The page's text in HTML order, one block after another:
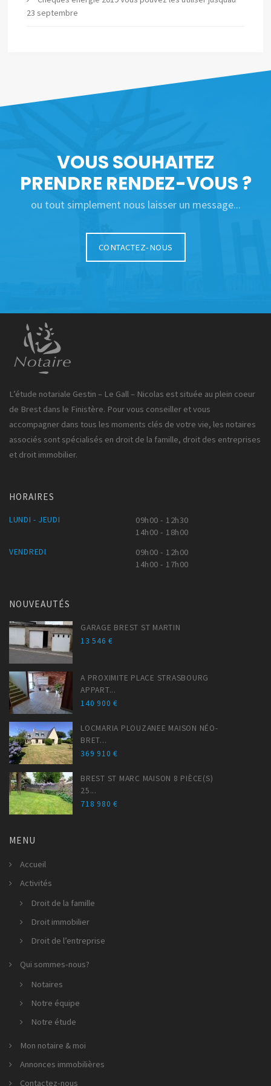
23 septembre
VOUS SOUHAITEZ
PRENDRE RENDEZ-VOUS ?
ou tout simplement nous laisser un message...
CONTACTEZ-NOUS
L’étude notariale Gestin – Le Gall – Nicolas est située au plein coeur
de Brest dans le Finistère. Pour vous conseiller et vous
accompagner dans tous les moments clés de votre vie, les notaires
associés sont spécialisés en droit de la famille, droit des entreprises
et droit immobilier.
HORAIRES
LUNDI - JEUDI
09h00 - 12h30
14h00 - 18h00
VENDREDI
09h00 - 12h00
14h00 - 17h00
NOUVEAUTÉS
GARAGE BREST ST MARTIN
13 546 €
A PROXIMITE PLACE STRASBOURG
APPART...
140 900 €
LOCMARIA PLOUZANEE MAISON NÉO-
BRET...
369 910 €
BREST ST MARC MAISON 8 PIÈCE(S)
25...
718 980 €
MENU
Accueil
Activités
Droit de la famille
Droit immobilier
Droit de l’entreprise
Qui sommes-nous?
Notaires
Notre équipe
Notre étude
Mon notaire & moi
Annonces immobilières
Contactez-nous